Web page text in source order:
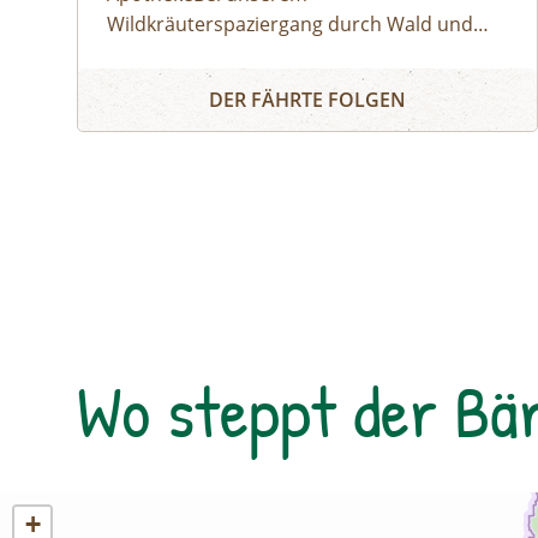
Wildkräuterspaziergang durch Wald und
die Geheimnisse über die Heilkräfte der
Alpenkräuter. Diese tolle Natur-Apotheke ist
Bichlalm.BUCH-TIPP: Gottfried Hochgruber:
Heilkräuter, Die Apotheke der Natur – Im
Naturparkhaus im Bergsteigerdorf Ginzling
WILDKRÄUTERSPAZIERGANG IN TUX
DER FÄHRTE FOLGEN
Wo steppt der
+